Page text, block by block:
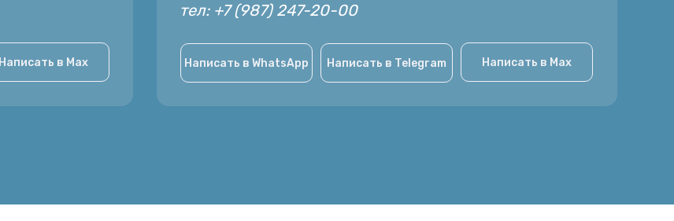
тел: +7 (987) 247-20-00
Написать в WhatsApp Написать в Telegram Написать в Max
Написать в Max